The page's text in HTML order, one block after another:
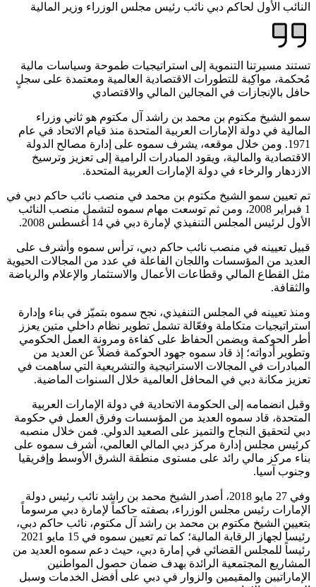
النائب الأول لحاكم دبي نائب رئيس مجلس الوزراء وزير المالية
تستند مسيرتنا التنموية إلى استراتيجيات طموحة وسياسات مالية
مُحكمة، مواكِبة للتطورات الاقتصادية العالمية ومعتمدة على سجلٍ
حافل بالإنجازات في المجالين المالي والاقتصادي
سمو الشيخ مكتوم بن محمد بن راشد آل مكتوم هو ثاني وزراء
المالية في دولة الإمارات العربية المتحدة منذ قيام الاتحاد في عام
1971. ومن خلال موقعه، يشرف سموه على إدارة مصالح الدولة
الاقتصادية والمالية، ويقود المبادرات الرامية إلى تعزيز وترسيخ
الازدهار والرخاء في دولة الإمارات العربية المتحدة.
تم تعيين سمو الشيخ مكتوم بن محمد في منصب نائب حاكم دبي في
1 فبراير 2008، ومن ثم توسعت مهام سموه لتشمل منصب النائب
الأول لرئيس المجلس التنفيذي لإمارة دبي في 14 أغسطس 2008.
قبيل تعيينه في منصب نائب حاكم دبي، ترأس سموه وأشرف على
العديد من المؤسسات واللجان الفاعلة في عدد من المجالات الحيوية
مثل القطاع المالي وقطاعات الأعمال والاستثمار والإعلام والرياضة
والثقافة.
ومنذ تعيينه في المجلس التنفيذي، نجح سموه بتميّز في بناء وإدارة
استراتيجيات متكاملة وفعّالة تشمل تطوير نظام داخلي متين يعزز
أطر الحوكمة ويضمن الحفاظ على كفاءة ومرونة العمل الحكومي
وتطوير أدواته؛ إذ قاد سموه جهود الحوكمة فضلاً عن العديد من
المبادرات في المجالات الاستراتيجية والتشريعية التي ساهمت في
تعزيز مكانة دبي في المحافل العالمية خلال السنوات الماضية.
وقبل انضمامه إلى الحكومة الاتحادية في دولة الإمارات العربية
المتحدة، قاد سموه العديد من المؤسسات وفرق العمل في حكومة
دبي لتحقيق النجاح والتميز على الصعيد الدولي. فمن خلال منصبه
كرئيس مجلس إدارة مركز دبي المالي العالمي، أشرف سموه على
بناء مركز مالي رائد على مستوى منطقة الشرق الأوسط وإفريقيا
وجنوب آسيا.
وفي 27 مايو 2018، أصدر الشيخ محمد بن راشد نائب رئيس دولة
الإمارات رئيس مجلس الوزراء، بصفته حاكماً لإمارة دبي مرسوماً
بتعيين الشيخ مكتوم بن محمد بن راشد آل مكتوم، نائب حاكم دبي،
رئيساً لجهاز الرقابة المالية؛ كما تم تعيين سموه في 15 مايو 2021
رئيساً للمجلس القضائي في إمارة دبي، حيث دعم سموه العديد من
المشاريع المجتمعية الرائدة بهدف ضمان حصول المواطنين
الإماراتيين والمقيمين والزوار في دبي على أفضل الخدمات وسبل